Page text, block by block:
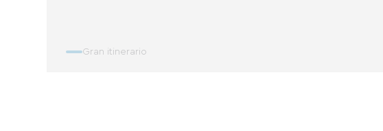
Gran itinerario